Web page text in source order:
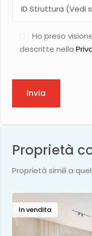
Ho preso
descritte nella
Invia
Proprietà
Proprietà simili a
In vendita